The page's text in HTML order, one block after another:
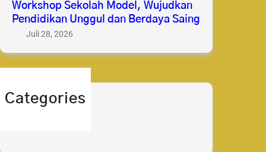
Workshop Sekolah Model, Wujudkan
Pendidikan Unggul dan Berdaya Saing
Juli 28, 2026
Categories